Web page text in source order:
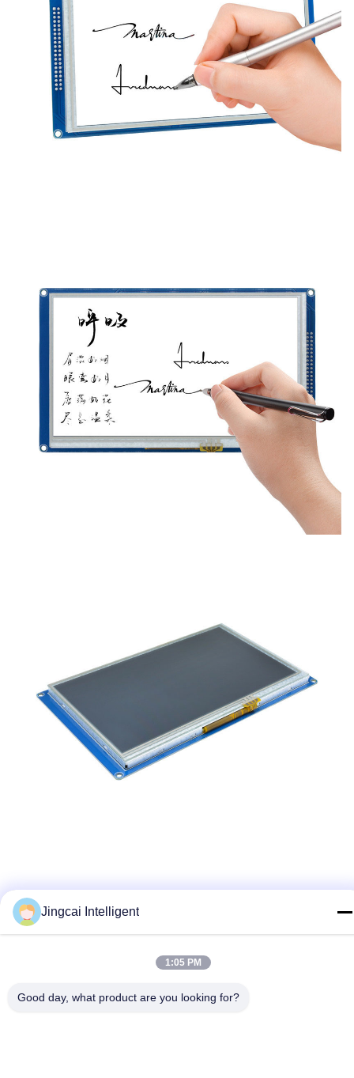
Jingcai Intelligent
1:05 PM
Good day, what product are you looking for?